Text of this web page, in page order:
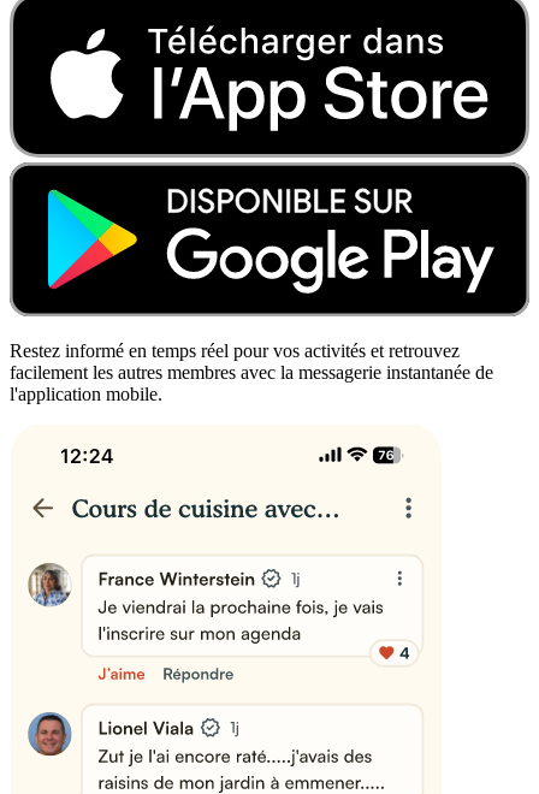
Restez informé en temps réel pour vos activités et retrouvez
facilement les autres membres avec la messagerie instantanée de
l'application mobile.